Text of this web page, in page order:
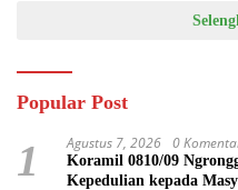
Popular Post
1 Agustus 7, 2026 0
Koramil 0810/09
Kepedulian kepada